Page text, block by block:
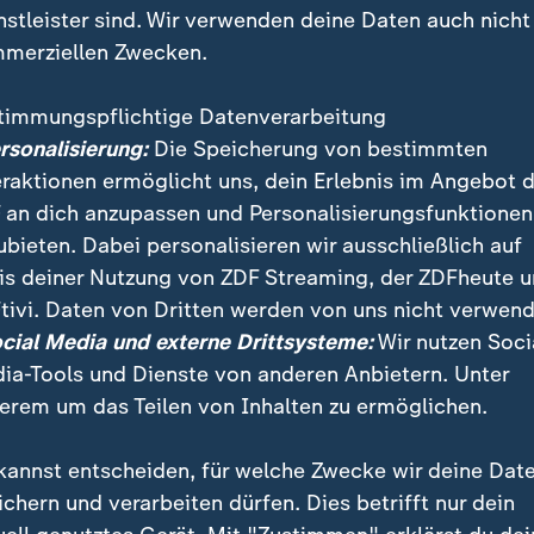
der Opfer der Brandkatastrophe in Crans-
unter anderem Italiens Präsident Mattarella und
erwartet.
sind. Wir verwenden deine Daten auch nicht
Zwecken.
Datenverarbeitung
Die Speicherung von bestimmten
ermöglicht uns, dein Erlebnis im Angebot
an dich anzupassen und Personalisierungsfunktionen
Dabei personalisieren wir ausschließlich auf
deiner Nutzung von ZDF Streaming, der ZDFheute
Daten von Dritten werden von uns nicht
Media und externe Drittsysteme:Wir nutzen
Tools und Dienste von anderen Anbietern. Unter
um das Teilen von Inhalten zu ermöglichen.
entscheiden, für welche Zwecke wir deine
und verarbeiten dürfen. Dies betrifft nur dein